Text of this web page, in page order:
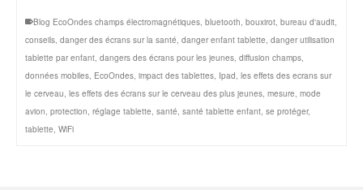
Blog EcoOndes champs électromagnétiques, bluetooth, bouxirot, bureau d'audit,
conseils, danger des écrans sur la santé, danger enfant tablette, danger utilisation
tablette par enfant, dangers des écrans pour les jeunes, diffusion champs,
données mobiles, EcoOndes, impact des tablettes, Ipad, les effets des ecrans sur
le cerveau, les effets des écrans sur le cerveau des plus jeunes, mesure, mode
avion, protection, réglage tablette, santé, santé tablette enfant, se protéger,
tablette, WiFi